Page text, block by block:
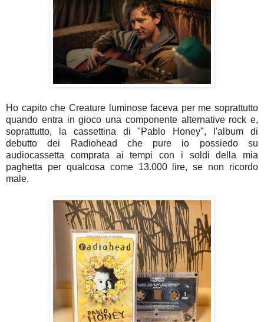
Ho capito che Creature luminose faceva per me soprattutto
quando entra in gioco una componente alternative rock e,
soprattutto, la cassettina di "Pablo Honey", l'album di
debutto dei Radiohead che pure io possiedo su
audiocassetta comprata ai tempi con i soldi della mia
paghetta per qualcosa come 13.000 lire, se non ricordo
male.